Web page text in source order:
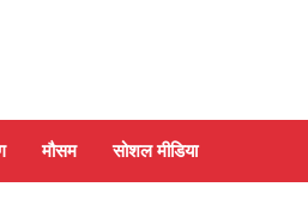
मौसम सोशल मीडिया